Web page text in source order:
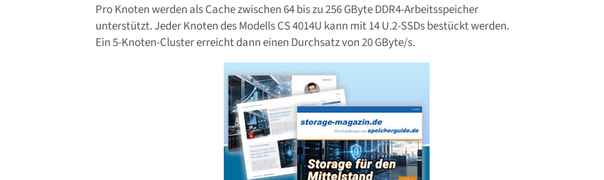
Pro Knoten werden als Cache zwischen 64 bis zu 256 GByte DDR4-Arbeitsspeicher
unterstützt. Jeder Knoten des Modells CS 4014U kann mit 14 U.2-SSDs bestückt werden.
Ein 5-Knoten-Cluster erreicht dann einen Durchsatz von 20 GByte/s.